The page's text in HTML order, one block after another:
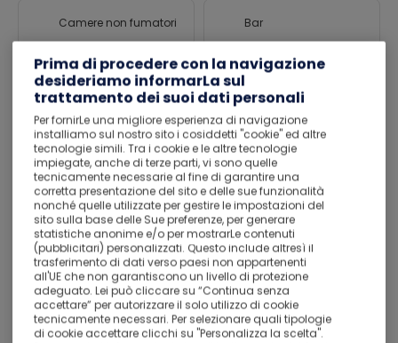
Camere non fumatori Bar
Giochi da
tavolo/puzzle
Check-in e check-out
express
Menù per diete
particolari (su richiesta)
Servizio pulizie
giornaliero
Possibilità di colazione
in camera
Disponibilità di camere
familiari
ALTRI SERVIZI
Prima di procedere con la navigazione
desideriamo informarLa sul
trattamento dei suoi dati personali
Per fornirLe una migliore esperienza di navigazione
installiamo sul nostro sito i cosiddetti "cookie" ed altre
tecnologie simili. Tra i cookie e le altre tecnologie
impiegate, anche di terze parti, vi sono quelle
tecnicamente necessarie al fine di garantire una
corretta presentazione del sito e delle sue funzionalità
nonché quelle utilizzate per gestire le impostazioni del
sito sulla base delle Sue preferenze, per generare
statistiche anonime e/o per mostrarLe contenuti
(pubblicitari) personalizzati. Questo include altresì il
trasferimento di dati verso paesi non appartenenti
all'UE che non garantiscono un livello di protezione
adeguato. Lei può cliccare su “Continua senza
accettare” per autorizzare il solo utilizzo di cookie
tecnicamente necessari. Per selezionare quali tipologie
di cookie accettare clicchi su "Personalizza la scelta".